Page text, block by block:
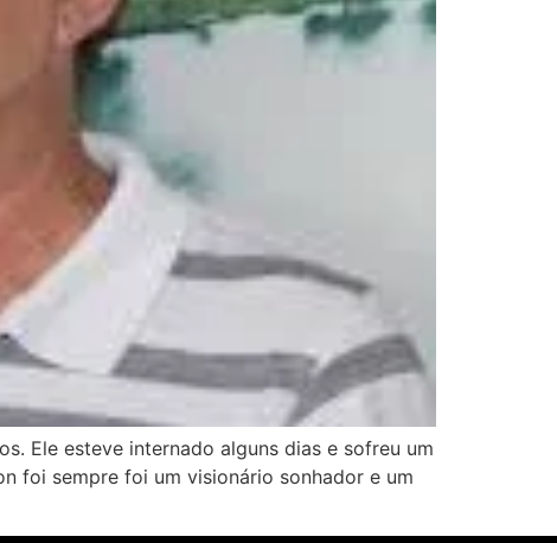
Ele esteve internado alguns dias e sofreu um
foi sempre foi um visionário sonhador e um